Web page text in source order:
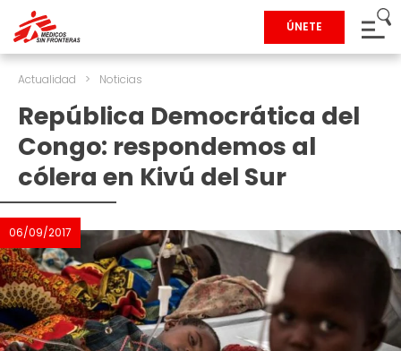
ÚNETE
Actualidad > Noticias
República Democrática del
Congo: respondemos al
cólera en Kivú del Sur
06/09/2017